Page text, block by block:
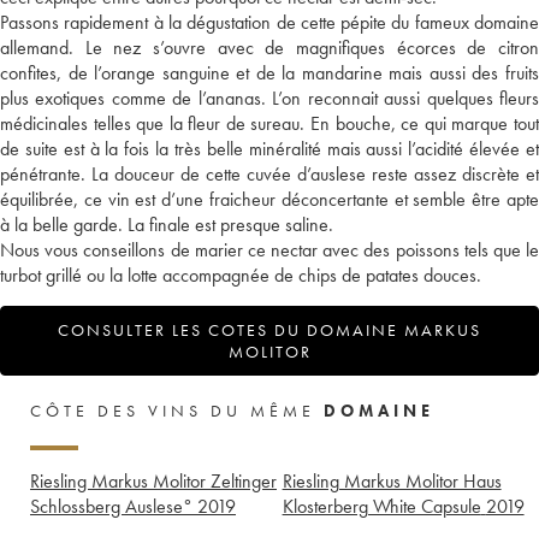
Passons rapidement à la dégustation de cette pépite du fameux domaine
allemand. Le nez s’ouvre avec de magnifiques écorces de citron
confites, de l’orange sanguine et de la mandarine mais aussi des fruits
plus exotiques comme de l’ananas. L’on reconnait aussi quelques fleurs
médicinales telles que la fleur de sureau. En bouche, ce qui marque tout
de suite est à la fois la très belle minéralité mais aussi l’acidité élevée et
pénétrante. La douceur de cette cuvée d’auslese reste assez discrète et
équilibrée, ce vin est d’une fraicheur déconcertante et semble être apte
à la belle garde. La finale est presque saline.
Nous vous conseillons de marier ce nectar avec des poissons tels que le
turbot grillé ou la lotte accompagnée de chips de patates douces.
CONSULTER LES COTES DU DOMAINE MARKUS
MOLITOR
CÔTE DES VINS DU MÊME DOMAINE
Riesling Markus Molitor Zeltinger
Schlossberg Auslese° 2019
Riesling Markus Molitor Haus
Klosterberg White Capsule 2019